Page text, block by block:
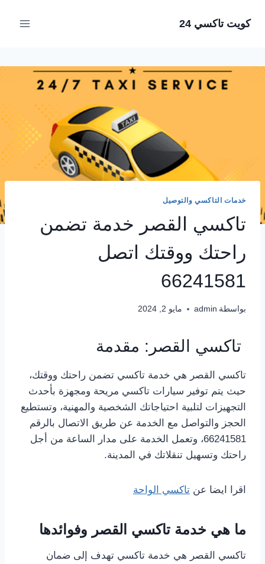
كويت تاكسي 24
خدمات التاكسي والتوصيل
تاكسي القصر خدمة تضمن
راحتك ووقتك اتصل
66241581
بواسطة admin مايو 2, 2024
تاكسي القصر: مقدمة
تاكسي القصر هي خدمة تاكسي تضمن راحتك ووقتك،
حيث يتم توفير سيارات تاكسي مريحة ومجهزة بأحدث
التجهيزات لتلبية احتياجاتك الشخصية والمهنية، وتستطيع
الحجز والتواصل مع الخدمة عن طريق الاتصال بالرقم
66241581، وتعمل الخدمة على مدار الساعة من أجل
راحتك وتسهيل تنقلاتك في المدينة.
اقرا ايضا عن تاكسي الواحة
ما هي خدمة تاكسي القصر وفوائدها
تاكسي القصر هي خدمة تاكسي تهدف إلى ضمان